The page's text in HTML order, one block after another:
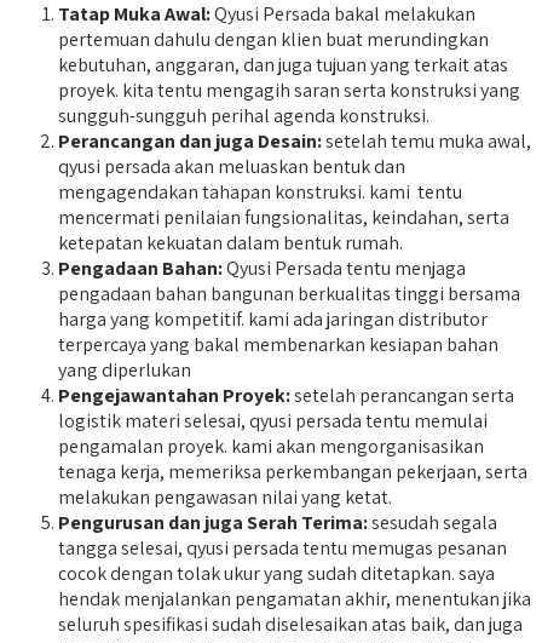
Tatap Muka Awal:Qyusi Persada bakal melakukan
pertemuan dahulu dengan klien buat merundingkan
kebutuhan, anggaran, dan juga tujuan yang terkait atas
proyek. kita tentu mengagih saran serta konstruksi yang
sungguh-sungguh perihal agenda konstruksi.
Perancangan dan juga Desain:setelah temu muka awal,
qyusi persada akan meluaskan bentuk dan
mengagendakan tahapan konstruksi. kami tentu
mencermati penilaian fungsionalitas, keindahan, serta
ketepatan kekuatan dalam bentuk rumah.
Pengadaan Bahan:Qyusi Persada tentu menjaga
pengadaan bahan bangunan berkualitas tinggi bersama
harga yang kompetitif. kami ada jaringan distributor
terpercaya yang bakal membenarkan kesiapan bahan
yang diperlukan
Pengejawantahan Proyek:setelah perancangan serta
logistik materi selesai, qyusi persada tentu memulai
pengamalan proyek. kami akan mengorganisasikan
tenaga kerja, memeriksa perkembangan pekerjaan, serta
melakukan pengawasan nilai yang ketat.
Pengurusan dan juga Serah Terima:sesudah segala
tangga selesai, qyusi persada tentu memugas pesanan
cocok dengan tolak ukur yang sudah ditetapkan. saya
hendak menjalankan pengamatan akhir, menentukan jika
seluruh spesifikasi sudah diselesaikan atas baik, dan juga